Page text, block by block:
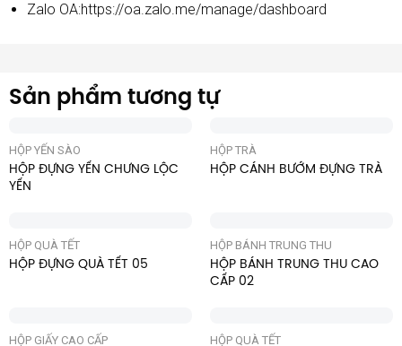
Zalo OA:https://oa.zalo.me/manage/dashboard
Sản phẩm tương tự
HỘP YẾN SÀO
HỘP ĐỰNG YẾN CHƯNG LỘC
YẾN
HỘP TRÀ
HỘP CÁNH BƯỚM ĐỰNG TRÀ
HỘP QUÀ TẾT
HỘP ĐỰNG QUÀ TẾT 05
HỘP BÁNH TRUNG THU
HỘP BÁNH TRUNG THU CAO
CẤP 02
HỘP GIẤY CAO CẤP HỘP QUÀ TẾT